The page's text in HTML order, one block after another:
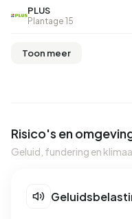
PLUS
Plantage 15
Toon meer
Risico's en
Geluid, fundering en